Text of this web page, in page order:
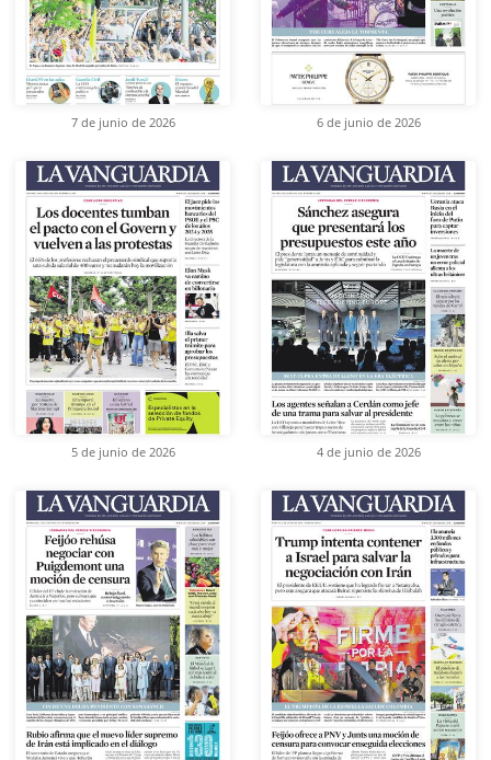
7 de junio de 2026 6 de junio de 2026
5 de junio de 2026 4 de junio de 2026